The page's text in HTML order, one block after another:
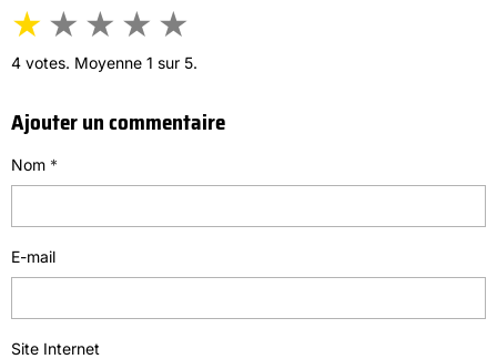
★ ★ ★ ★ ★
4 votes. Moyenne 1 sur 5.
Ajouter un commentaire
Nom
E-mail
Site Internet